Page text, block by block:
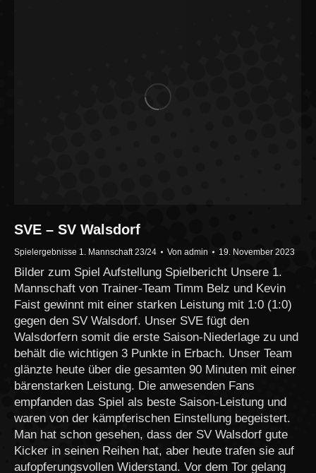
SVE – SV Walsdorf
Spielergebnisse 1. Mannschaft 23/24 Von admin 19. November 2023
Bilder zum Spiel Aufstellung Spielbericht Unsere 1.
Mannschaft von Trainer-Team Timm Belz und Kevin
Faist gewinnt mit einer starken Leistung mit 1:0 (1:0)
gegen den SV Walsdorf. Unser SVE fügt den
Walsdorfern somit die erste Saison-Niederlage zu und
behält die wichtigen 3 Punkte in Erbach. Unser Team
glänzte heute über die gesamten 90 Minuten mit einer
bärenstarken Leistung. Die anwesenden Fans
empfanden das Spiel als beste Saison-Leistung und
waren von der kämpferischen Einstellung begeistert.
Man hat schon gesehen, dass der SV Walsdorf gute
Kicker in seinen Reihen hat, aber heute trafen sie auf
aufopferungsvollen Widerstand. Vor dem Tor gelang